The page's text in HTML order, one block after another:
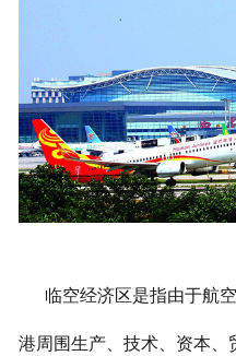
临空经济区是指由于航空
港周围生产、技术、资本